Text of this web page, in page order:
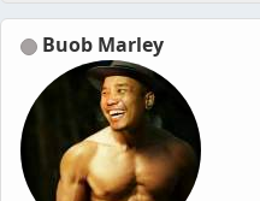
Buob Marley